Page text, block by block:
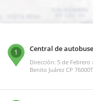
1 Central de
Dirección: 5 de
Benito Juárez CP